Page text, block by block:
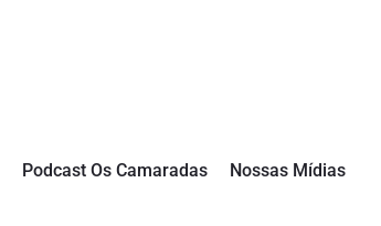
Podcast Os Camaradas Nossas Mídias